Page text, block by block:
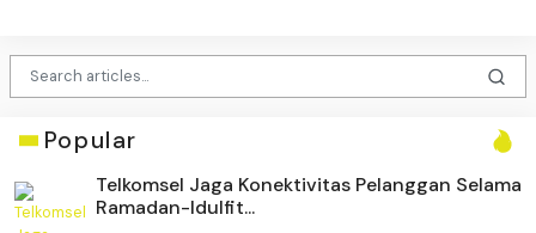
Popular
Telkomsel Jaga Konektivitas Pelanggan Selama
Ramadan-Idulfit...